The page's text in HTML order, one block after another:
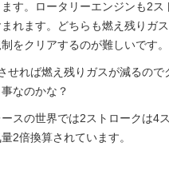
す。ロータリーエンジンも2ス
れます。どちらも燃え残りガ
をクリアするのが難しいです。
せれば燃え残りガスが減るので
なのかな？
スの世界では2ストロークは4
2倍換算されています。